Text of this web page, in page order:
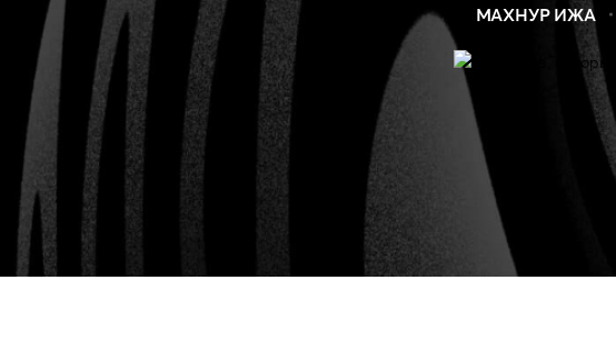
МАХНУР ИЖА